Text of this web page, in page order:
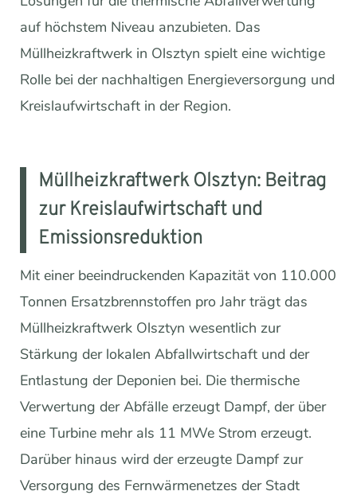
auf höchstem Niveau anzubieten. Das
Müllheizkraftwerk in Olsztyn spielt eine wichtige
Rolle bei der nachhaltigen Energieversorgung und
Kreislaufwirtschaft in der Region.
Müllheizkraftwerk Olsztyn: Beitrag
zur Kreislaufwirtschaft und
Emissionsreduktion
Mit einer beeindruckenden Kapazität von 110.000
Tonnen Ersatzbrennstoffen pro Jahr trägt das
Müllheizkraftwerk Olsztyn wesentlich zur
Stärkung der lokalen Abfallwirtschaft und der
Entlastung der Deponien bei. Die thermische
Verwertung der Abfälle erzeugt Dampf, der über
eine Turbine mehr als 11 MWe Strom erzeugt.
Darüber hinaus wird der erzeugte Dampf zur
Versorgung des Fernwärmenetzes der Stadt